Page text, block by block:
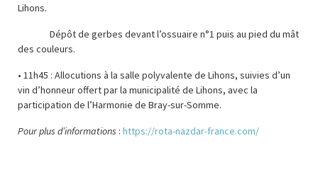
Lihons.
Dépôt de gerbes devant l’ossuaire n°1 puis au pied du mât
des couleurs.
• 11h45 : Allocutions à la salle polyvalente de Lihons, suivies d’un
vin d’honneur offert par la municipalité de Lihons, avec la
participation de l’Harmonie de Bray-sur-Somme.
Pour plus d’informations : https://rota-nazdar-france.com/